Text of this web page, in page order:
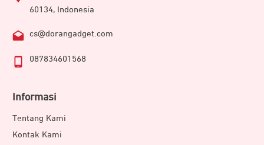
60134, Indonesia
cs@dorangadget.com
087834601568
Informasi
Tentang Kami
Kontak Kami